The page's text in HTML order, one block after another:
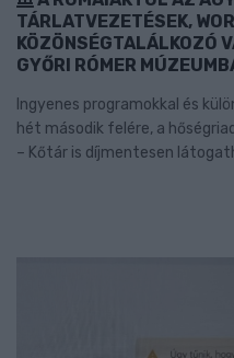
TÁRLATVEZETÉSEK,
KÖZÖNSÉGTALÁLKOZÓ
GYŐRI RÓMER
Ingyenes programokkal és
hét második felére, a
– Kőtár is díjmentesen